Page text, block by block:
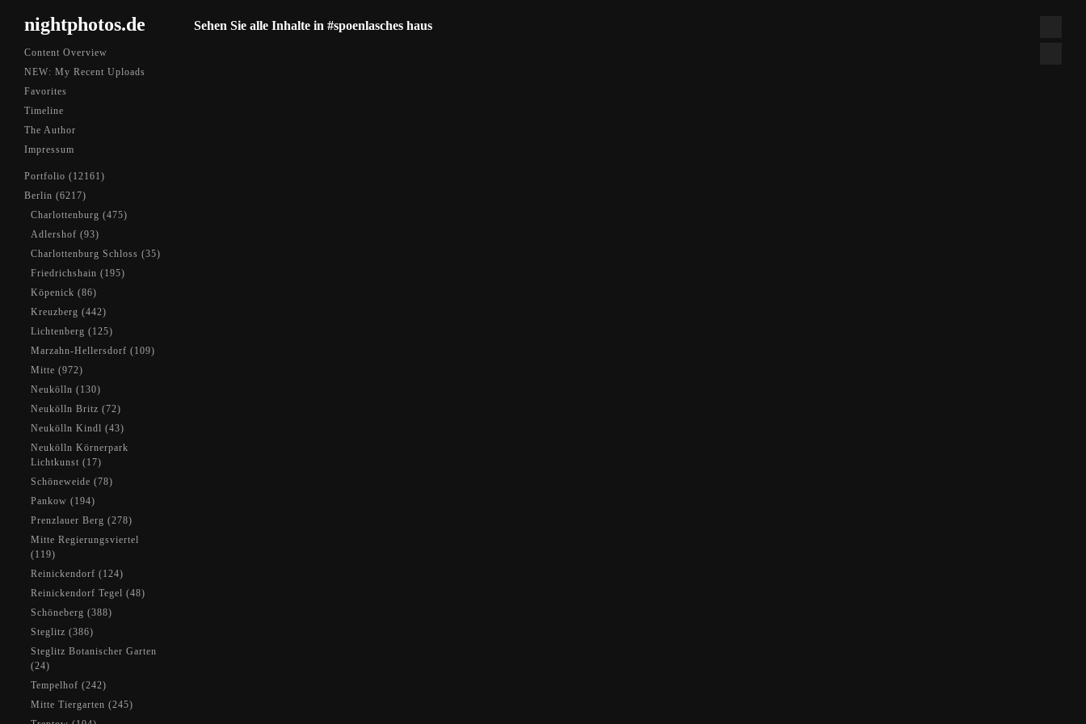
nightphotos.de
Content Overview
NEW: My Recent Uploads
Favorites
Timeline
The Author
Impressum
Portfolio (12161)
Berlin (6217)
Charlottenburg (475)
Adlershof (93)
Charlottenburg Schloss (35)
Friedrichshain (195)
Köpenick (86)
Kreuzberg (442)
Lichtenberg (125)
Marzahn-Hellersdorf (109)
Mitte (972)
Neukölln (130)
Neukölln Britz (72)
Neukölln Kindl (43)
Neukölln Körnerpark
Lichtkunst (17)
Schöneweide (78)
Pankow (194)
Prenzlauer Berg (278)
Mitte Regierungsviertel
(119)
Reinickendorf (124)
Reinickendorf Tegel (48)
Schöneberg (388)
Steglitz (386)
Steglitz Botanischer Garten
(24)
Tempelhof (242)
Mitte Tiergarten (245)
Sehen Sie alle Inhalte in #spoenlasches haus